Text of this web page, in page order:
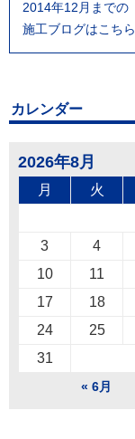
2014年12月までの
施工ブログはこちら
カレンダー
2026年8月
月 火
« 6月
3
4
10
11
17
18
24
25
31